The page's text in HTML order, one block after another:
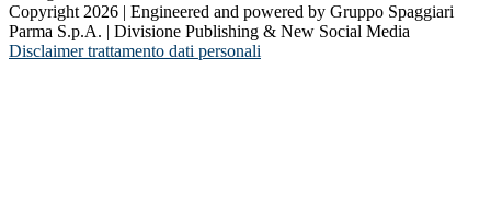
Copyright 2026 | Engineered and powered by Gruppo Spaggiari
Parma S.p.A. | Divisione Publishing & New Social Media
Disclaimer trattamento dati personali